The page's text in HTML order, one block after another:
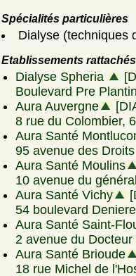
Spécialités particulières
Dialyse (techniques
Etablissements rattachés
Dialyse Spheria
Boulevard Pre
Aura Auvergne
8 rue du Colombier,
Aura Santé
95 avenue des
Aura Santé Moulins
10 avenue du
Aura Santé Vichy
54 boulevard
Aura Santé Saint-
2 avenue du
Aura Santé Brioude
18 rue Michel de